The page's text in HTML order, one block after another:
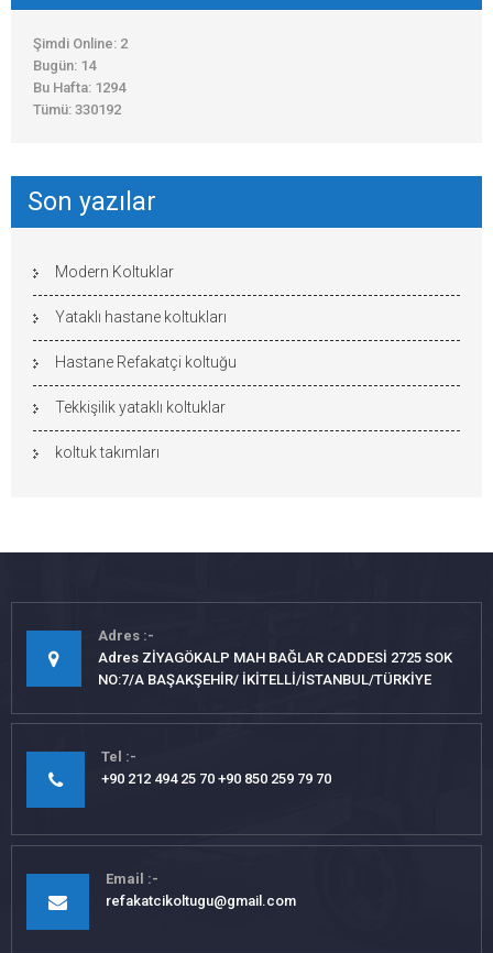
Şimdi Online: 2
Bugün: 14
Bu Hafta: 1294
Tümü: 330192
Son yazılar
Modern Koltuklar
Yataklı hastane koltukları
Hastane Refakatçi koltuğu
Tekkişilik yataklı koltuklar
koltuk takımları
Adres
Adres ZİYAGÖKALP MAH BAĞLAR CADDESİ 2725 SOK
NO:7/A BAŞAKŞEHİR/ İKİTELLİ/İSTANBUL/TÜRKİYE
Tel
+90 212 494 25 70 +90 850 259 79 70
Email
refakatcikoltugu@gmail.com